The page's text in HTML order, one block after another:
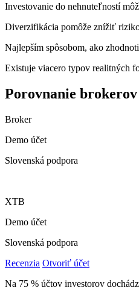
Investovanie do nehnuteľností
Diverzifikácia pomôže znížiť
Najlepším spôsobom, ako
Existuje viacero typov realitných
Porovnanie
Broker
Demo účet
Slovenská podpora
XTB
Demo účet
Slovenská podpora
Recenzia Otvoriť účet
Na 75 % účtov investorov